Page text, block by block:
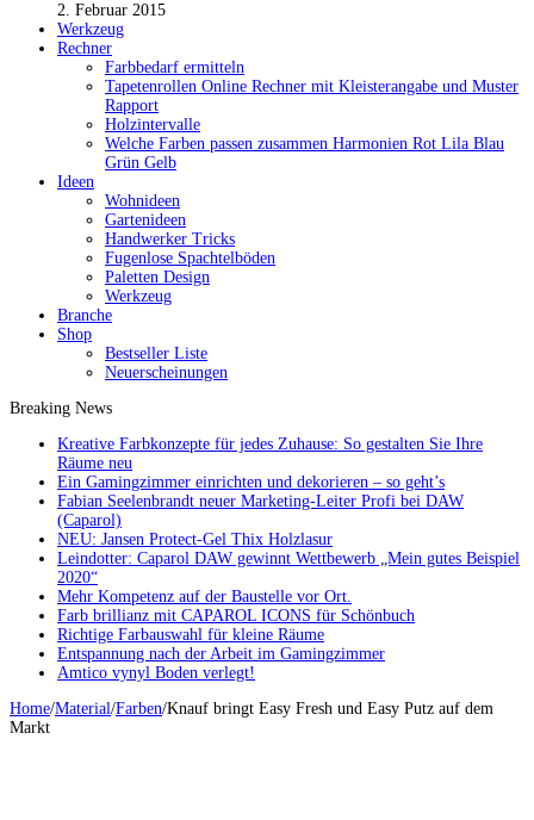
2. Februar 2015
Werkzeug
Rechner
Farbbedarf ermitteln
Tapetenrollen Online Rechner mit Kleisterangabe und Muster
Rapport
Holzintervalle
Welche Farben passen zusammen Harmonien Rot Lila Blau
Grün Gelb
Ideen
Wohnideen
Gartenideen
Handwerker Tricks
Fugenlose Spachtelböden
Paletten Design
Werkzeug
Branche
Shop
Bestseller Liste
Neuerscheinungen
Breaking News
Kreative Farbkonzepte für jedes Zuhause: So gestalten Sie Ihre
Räume neu
Ein Gamingzimmer einrichten und dekorieren – so geht’s
Fabian Seelenbrandt neuer Marketing-Leiter Profi bei DAW
(Caparol)
NEU: Jansen Protect-Gel Thix Holzlasur
Leindotter: Caparol DAW gewinnt Wettbewerb „Mein gutes Beispiel
2020“
Mehr Kompetenz auf der Baustelle vor Ort.
Farb brillianz mit CAPAROL ICONS für Schönbuch
Richtige Farbauswahl für kleine Räume
Entspannung nach der Arbeit im Gamingzimmer
Amtico vynyl Boden verlegt!
Home/Material/Farben/Knauf bringt Easy Fresh und Easy Putz auf dem
Markt